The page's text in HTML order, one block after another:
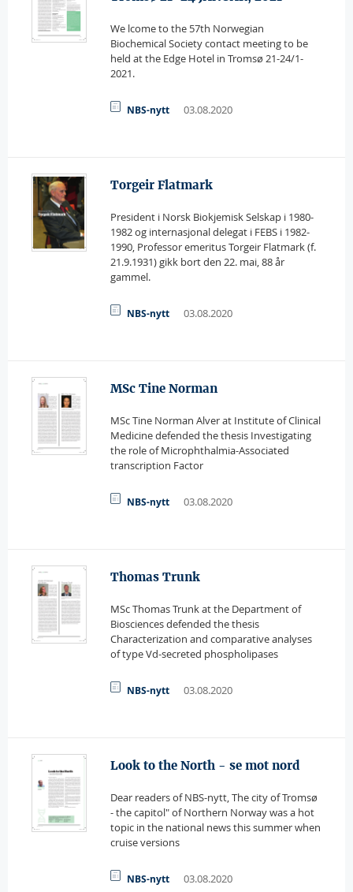
We lcome to the 57th Norwegian
Biochemical Society contact meeting to be
held at the Edge Hotel in Tromsø 21-24/1-
2021.
NBS-nytt 03.08.2020
Torgeir Flatmark
President i Norsk Biokjemisk Selskap i 1980-
1982 og internasjonal delegat i FEBS i 1982-
1990, Professor emeritus Torgeir Flatmark (f.
21.9.1931) gikk bort den 22. mai, 88 år
gammel.
NBS-nytt 03.08.2020
MSc Tine Norman
MSc Tine Norman Alver at Institute of Clinical
Medicine defended the thesis Investigating
the role of Microphthalmia-Associated
transcription Factor
NBS-nytt 03.08.2020
Thomas Trunk
MSc Thomas Trunk at the Department of
Biosciences defended the thesis
Characterization and comparative analyses
of type Vd-secreted phospholipases
NBS-nytt 03.08.2020
Look to the North - se mot nord
Dear readers of NBS-nytt, The city of Tromsø
- the capitol" of Northern Norway was a hot
topic in the national news this summer when
cruise versions
NBS-nytt 03.08.2020